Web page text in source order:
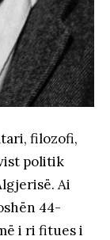
filozofi,
politik
Ai
44-
i ri fitues i